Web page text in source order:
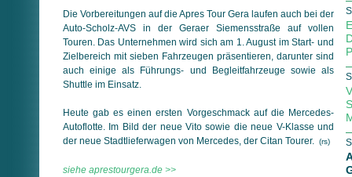
Die Vorbereitungen auf die Apres Tour Gera laufen auch bei der
Auto-Scholz-AVS in der Geraer Siemensstraße auf vollen
Touren. Das Unternehmen wird sich am 1. August im Start- und
Zielbereich mit sieben Fahrzeugen präsentieren, darunter sind
auch einige als Führungs- und Begleitfahrzeuge sowie als
Shuttle im Einsatz.
Heute gab es einen ersten Vorgeschmack auf die Mercedes-
Autoflotte. Im Bild der neue Vito sowie die neue V-Klasse und
der neue Stadtlieferwagen von Mercedes, der Citan Tourer. (rs)
siehe aprestourgera.de >>